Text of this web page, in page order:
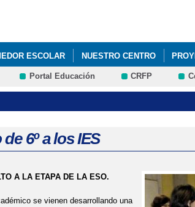
ESCOLAR NUESTRO CENTRO
Portal Educación CRFP
6º a los IES
A LA ETAPA DE LA ESO.
se vienen desarrollando una